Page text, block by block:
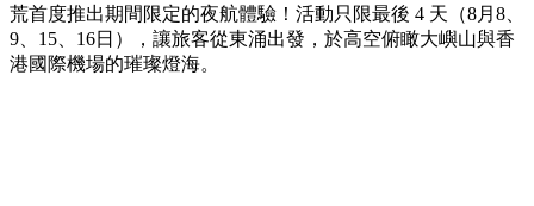
荒首度推出期間限定的夜航體驗！活動只限最後 4 天（8月8、
9、15、16日），讓旅客從東涌出發，於高空俯瞰大嶼山與香
港國際機場的璀璨燈海。